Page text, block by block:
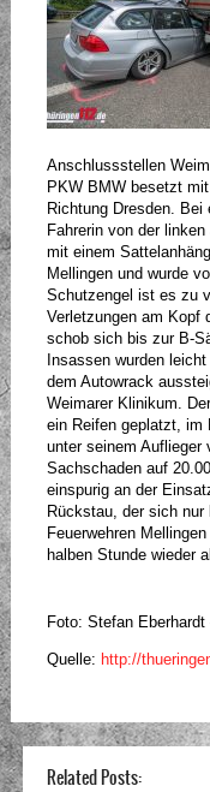
Anschlussstellen
PKW BMW besetzt
Richtung Dresden.
Fahrerin von der
mit einem
Mellingen und wurde
Schutzengel ist es zu
Verletzungen am Kopf
schob sich bis zur B-
Insassen wurden
dem Autowrack
Weimarer Klinikum.
ein Reifen geplatzt, im
unter seinem Auflieger
Sachschaden auf
einspurig an der
Rückstau, der sich
Feuerwehren
halben Stunde wieder
Foto: Stefan
Quelle: http://
Related Posts: